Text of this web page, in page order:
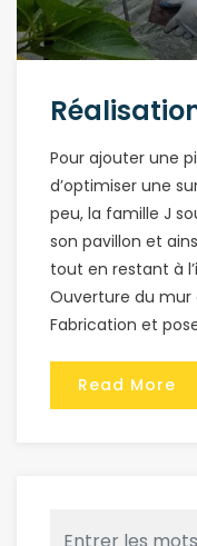
Pour ajouter une
d’optimiser une
peu, la famille J
son pavillon et
tout en restant à
Ouverture du
Fabrication et pose
Read More